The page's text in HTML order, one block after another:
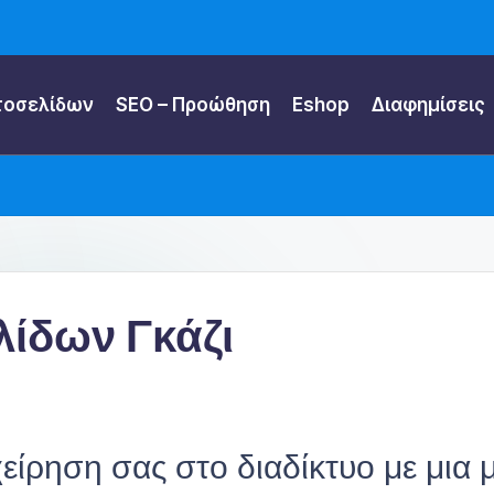
SEO – Προώθηση Eshop Διαφημίσεις
Γκάζι
σας στο διαδίκτυο με μια